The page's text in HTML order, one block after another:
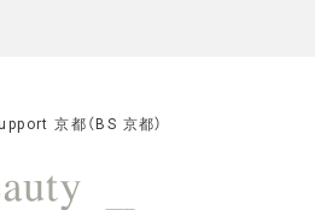
京都（BS 京都）